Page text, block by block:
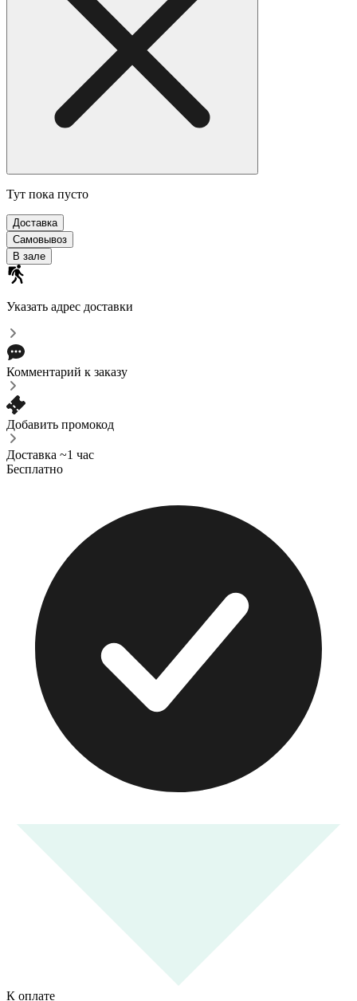
Тут пока пусто
Доставка
Самовывоз
В зале
Указать адрес доставки
Комментарий к заказу
Добавить промокод
Доставка ~1 час
Бесплатно
К оплате